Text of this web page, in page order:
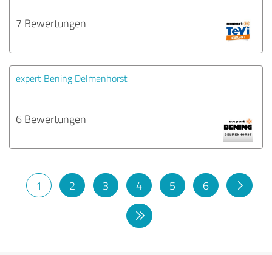
7 Bewertungen
expert Bening Delmenhorst
6 Bewertungen
1 2 3 4 5 6